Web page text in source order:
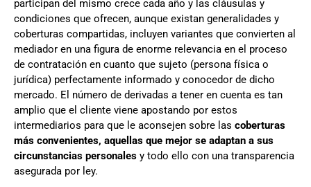
participan del mismo crece cada año y las cláusulas y
condiciones que ofrecen, aunque existan generalidades y
coberturas compartidas, incluyen variantes que convierten al
mediador en una figura de enorme relevancia en el proceso
de contratación en cuanto que sujeto (persona física o
jurídica) perfectamente informado y conocedor de dicho
mercado. El número de derivadas a tener en cuenta es tan
amplio que el cliente viene apostando por estos
intermediarios para que le aconsejen sobre las coberturas
más convenientes, aquellas que mejor se adaptan a sus
circunstancias personales y todo ello con una transparencia
asegurada por ley.